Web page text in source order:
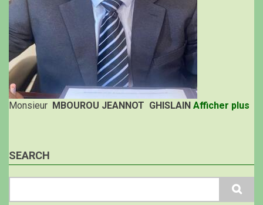
Monsieur MBOUROU JEANNOT GHISLAIN Afficher plus
SEARCH